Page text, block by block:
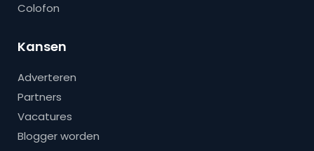
Colofon
Kansen
Adverteren
Partners
Vacatures
Blogger worden